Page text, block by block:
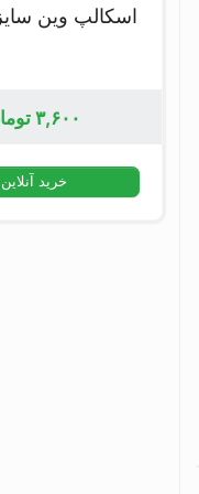
اسکالپ وین
۳,۶۰۰
خرید آنلاین